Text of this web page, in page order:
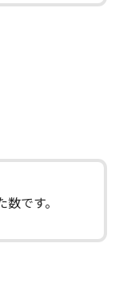
です。